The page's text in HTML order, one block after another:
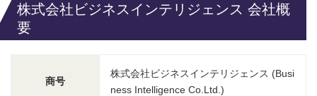
株式会社ビジネスインテリジェンス 会社概
要
商号
株式会社ビジネスインテリジェンス (Busi
ness Intelligence Co.Ltd.)